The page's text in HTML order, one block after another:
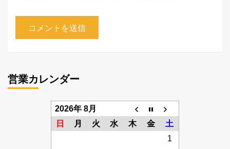
営業カレンダー
2026年 8月
日
月 火 水 木 金
土
1